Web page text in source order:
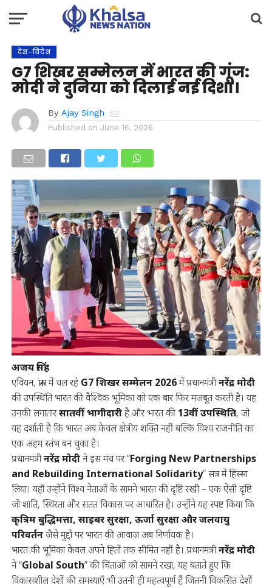
देश-विदेश
G7 शिखर सम्मेलन में भारत की गूंज:
मोदी ने दुनिया को दिलाई नई दिशा।
By Ajay Singh
Published on June 16, 2026
अजय सिंह
एवियन, फ्रांस में चल रहेG7 शिखर सम्मेलन 2026में प्रधानमंत्रीनरेंद्र मोदी
की उपस्थिति भारत की वैश्विक भूमिका को एक बार फिर मजबूत करती है। यह
उनकी लगातारसातवीं भागीदारीहै और भारत की 13वीं उपस्थिति, जो
यह दर्शाती है कि भारत अब केवल क्षेत्रीय शक्ति नहीं बल्कि विश्व राजनीति का
एक अहम स्तंभ बन चुका है।
प्रधानमंत्रीनरेंद्र मोदीने इस मंच पर “Forging New Partnerships
and Rebuilding International Solidarity” सत्र में हिस्सा
लिया। यहाँ उन्होंने विश्व नेताओं के सामने भारत की दृष्टि रखी – एक ऐसी दृष्टि
जो शांति, स्थिरता और सतत विकास पर आधारित है। उन्होंने यह स्पष्ट किया कि
कृत्रिम बुद्धिमत्ता, साइबर सुरक्षा, ऊर्जा सुरक्षा और जलवायु
परिवर्तनजैसे मुद्दों पर भारत की आवाज़ अब निर्णायक है।
भारत की भूमिका केवल अपने हितों तक सीमित नहीं है। प्रधानमंत्रीनरेंद्र मोदी
ने “Global South” की चिंताओं को सामने रखा, यह बताते हुए कि
विकासशील देशों की समस्याएँ भी उतनी ही महत्वपूर्ण हैं जितनी विकसित देशों